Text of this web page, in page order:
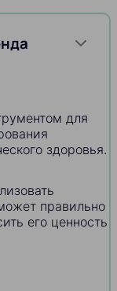
для
здоровья.
правильно
его ценность